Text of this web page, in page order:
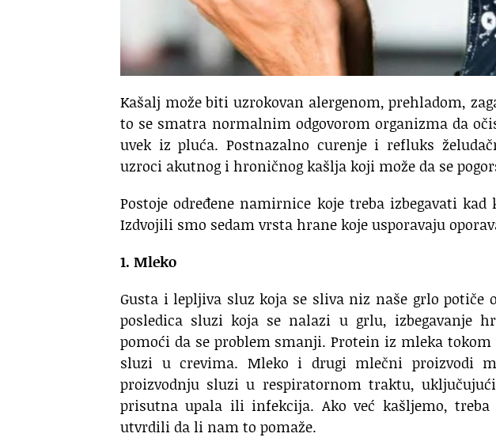
Kašalj može biti uzrokovan alergenom, prehladom,
to se smatra normalnim odgovorom organizma da
uvek iz pluća. Postnazalno curenje i refluks
uzroci akutnog i hroničnog kašlja koji može da se
Postoje određene namirnice koje treba izbegavati
Izdvojili smo sedam vrsta hrane koje usporavaju
1. Mleko
Gusta i lepljiva sluz koja se sliva niz naše grlo potiče
posledica sluzi koja se nalazi u grlu, izbegavanje
pomoći da se problem smanji. Protein iz mleka
sluzi u crevima. Mleko i drugi mlečni proizvodi
proizvodnju sluzi u respiratornom traktu,
prisutna upala ili infekcija. Ako već kašljemo, treba
utvrdili da li nam to pomaže.